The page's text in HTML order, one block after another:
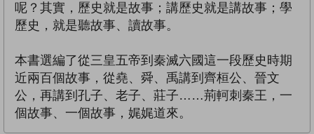
呢？其實，歷史就是故事；講歷史就是講故事；學
歷史，就是聽故事、讀故事。
本書選編了從三皇五帝到秦滅六國這一段歷史時期
近兩百個故事，從堯、舜、禹講到齊桓公、晉文
公，再講到孔子、老子、莊子……荊軻刺秦王，一
個故事、一個故事，娓娓道來。